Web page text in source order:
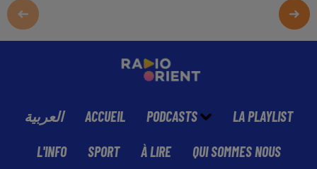
العربية ACCUEIL PODCASTS LA PLAYLIST
L'INFO SPORT À LIRE QUI SOMMES NOUS